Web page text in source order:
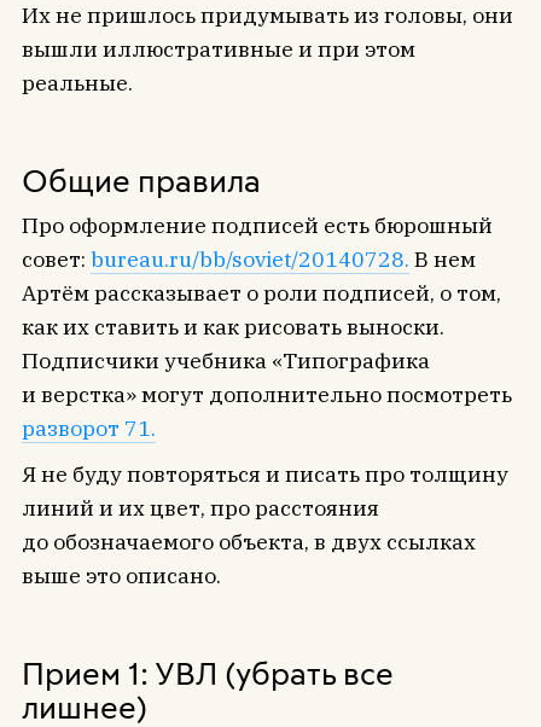
Их не пришлось придумывать из головы, они
вышли иллюстративные и при этом
реальные.
Общие правила
Про оформление подписей есть бюрошный
совет: bureau.ru/bb/soviet/20140728. В нем
Артём рассказывает о роли подписей, о том,
как их ставить и как рисовать выноски.
Подписчики учебника «Типографика
и верстка» могут дополнительно посмотреть
разворот 71.
Я не буду повторяться и писать про толщину
линий и их цвет, про расстояния
до обозначаемого объекта, в двух ссылках
выше это описано.
Прием 1: УВЛ (убрать все
лишнее)